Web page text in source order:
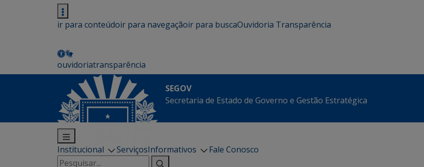
ir para conteúdoir para navegaçãoir para buscaOuvidoria Transparência
ouvidoriatransparência
SEGOV
Secretaria de Estado de Governo e Gestão Estratégica
Institucional ServiçosInformativos
Fale Conosco
Pesquisar